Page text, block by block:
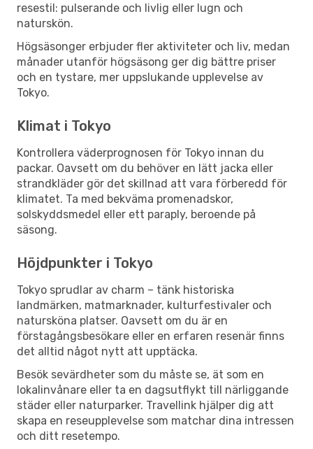
resestil: pulserande och livlig eller lugn och
naturskön.
Högsäsonger erbjuder fler aktiviteter och liv, medan
månader utanför högsäsong ger dig bättre priser
och en tystare, mer uppslukande upplevelse av
Tokyo.
Klimat i Tokyo
Kontrollera väderprognosen för Tokyo innan du
packar. Oavsett om du behöver en lätt jacka eller
strandkläder gör det skillnad att vara förberedd för
klimatet. Ta med bekväma promenadskor,
solskyddsmedel eller ett paraply, beroende på
säsong.
Höjdpunkter i Tokyo
Tokyo sprudlar av charm – tänk historiska
landmärken, matmarknader, kulturfestivaler och
natursköna platser. Oavsett om du är en
förstagångsbesökare eller en erfaren resenär finns
det alltid något nytt att upptäcka.
Besök sevärdheter som du måste se, ät som en
lokalinvånare eller ta en dagsutflykt till närliggande
städer eller naturparker. Travellink hjälper dig att
skapa en reseupplevelse som matchar dina intressen
och ditt resetempo.